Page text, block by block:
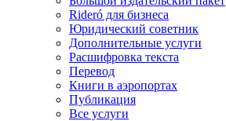
Rideró для бизнеса
Юридический советник
Дополнительные услуги
Расшифровка текста
Перевод
Книги в аэропортах
Публикация
Все услуги